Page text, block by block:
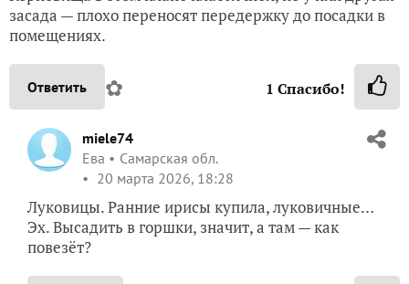
засада — плохо переносят передержку до посадки в
помещениях.
Ответить ✿ 1 Спасибо!
miele74
Ева
Самарская обл.
20 марта 2026, 18:28
Луковицы. Ранние ирисы купила, луковичные…
Эх. Высадить в горшки, значит, а там — как
повезёт?